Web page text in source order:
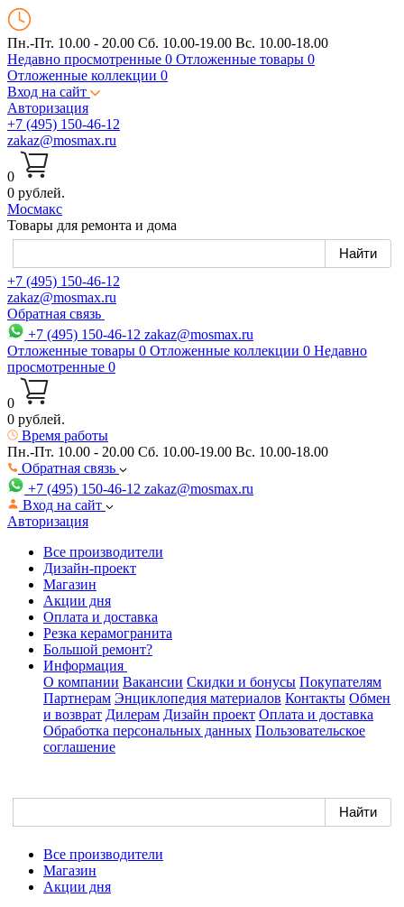
Пн.-Пт. 10.00 - 20.00 Сб. 10.00-19.00 Вс. 10.00-18.00
Недавно просмотренные 0 Отложенные товары 0
Отложенные коллекции 0
Вход на сайт
Авторизация
+7 (495) 150-46-12
zakaz@mosmax.ru
0
0 рублей.
Мосмакс
Товары для ремонта и дома
+7 (495) 150-46-12
zakaz@mosmax.ru
Обратная связь
+7 (495) 150-46-12 zakaz@mosmax.ru
Отложенные товары 0 Отложенные коллекции 0 Недавно
просмотренные 0
0
0 рублей.
Время работы
Пн.-Пт. 10.00 - 20.00 Сб. 10.00-19.00 Вс. 10.00-18.00
Обратная связь
+7 (495) 150-46-12 zakaz@mosmax.ru
Вход на сайт
Авторизация
Все производители
Дизайн-проект
Магазин
Акции дня
Оплата и доставка
Резка керамогранита
Большой ремонт?
Информация
О компании Вакансии Скидки и бонусы Покупателям
Партнерам Энциклопедия материалов Контакты Обмен
и возврат Дилерам Дизайн проект Оплата и доставка
Обработка персональных данных Пользовательское
соглашение
Все производители
Магазин
Акции дня